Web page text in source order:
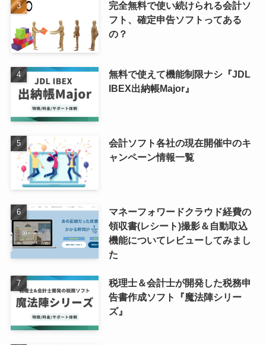
完全無料で使い続けられる会計ソ
フト、確定申告ソフトってある
の？
無料で使えて機能制限ナシ『JDL
IBEX出納帳Major』
会計ソフト各社の現在開催中のキ
ャンペーン情報一覧
マネーフォワードクラウド経費の
領収書(レシート)撮影＆自動取込
機能についてレビューしてみまし
た
税理士＆会計士が開発した税務申
告書作成ソフト『魔法陣シリー
ズ』